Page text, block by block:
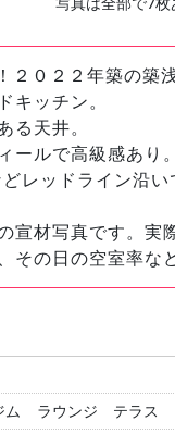
０２２年築の築
ッチン。
天井。
ールで高級感あり
レッドライン沿
宣材写真です。実
その日の空室率な
ム ラウンジ テラス